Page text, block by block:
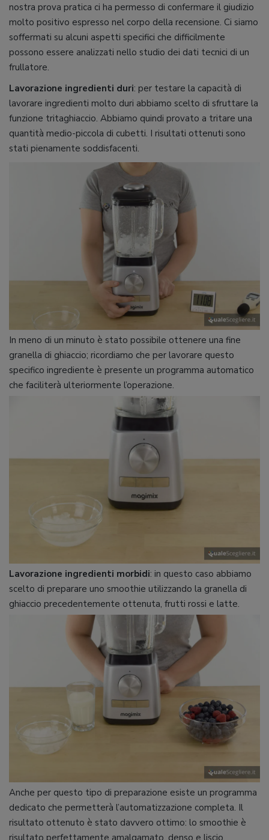
nostra prova pratica ci ha permesso di confermare il giudizio
molto positivo espresso nel corpo della recensione. Ci siamo
soffermati su alcuni aspetti specifici che difficilmente
possono essere analizzati nello studio dei dati tecnici di un
frullatore.
Lavorazione ingredienti duri: per testare la capacità di
lavorare ingredienti molto duri abbiamo scelto di sfruttare la
funzione tritaghiaccio. Abbiamo quindi provato a tritare una
quantità medio-piccola di cubetti. I risultati ottenuti sono
stati pienamente soddisfacenti.
In meno di un minuto è stato possibile ottenere una fine
granella di ghiaccio; ricordiamo che per lavorare questo
specifico ingrediente è presente un programma automatico
che faciliterà ulteriormente l’operazione.
Lavorazione ingredienti morbidi: in questo caso abbiamo
scelto di preparare uno smoothie utilizzando la granella di
ghiaccio precedentemente ottenuta, frutti rossi e latte.
Anche per questo tipo di preparazione esiste un programma
dedicato che permetterà l’automatizzazione completa. Il
risultato ottenuto è stato davvero ottimo: lo smoothie è